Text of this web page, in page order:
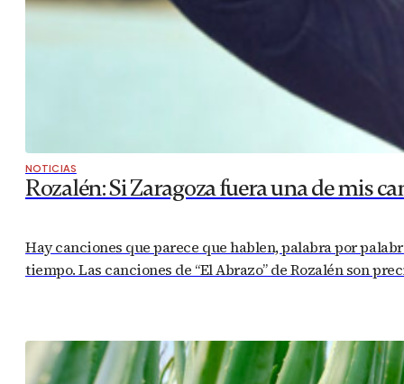
NOTICIAS
Rozalén: Si Zaragoza fuera una de mis
Hay canciones que parece que hablen, palabra por
tiempo. Las canciones de “El Abrazo” de Rozalén son